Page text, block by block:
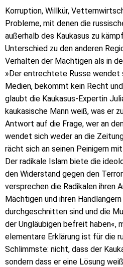
Korruption, Willkür,
Probleme, mit denen die
außerhalb des Kaukasus zu
Unterschied zu den anderen
Verhalten der Mächtigen als in
»Der entrechtete Russe wendet
Medien, bekommt kein Recht
glaubt die Kaukasus-Expertin
kaukasische Mann weiß, was er
Antwort auf die Frage, wer an
wendet sich weder an die
rächt sich an seinen Peinigern
Der radikale Islam biete die
den Widerstand gegen den
versprechen die Radikalen ihren
Mächtigen und ihren
durchgeschnitten sind und die
der Ungläubigen befreit haben«,
elementare Erklärung ist für die
Schlimmste: nicht, dass der
sondern dass er eine Lösung